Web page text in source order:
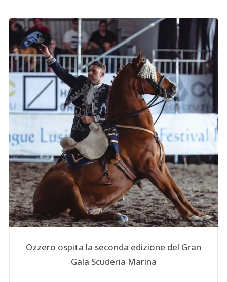
Ozzero ospita la seconda edizione del Gran
Gala Scuderia Marina